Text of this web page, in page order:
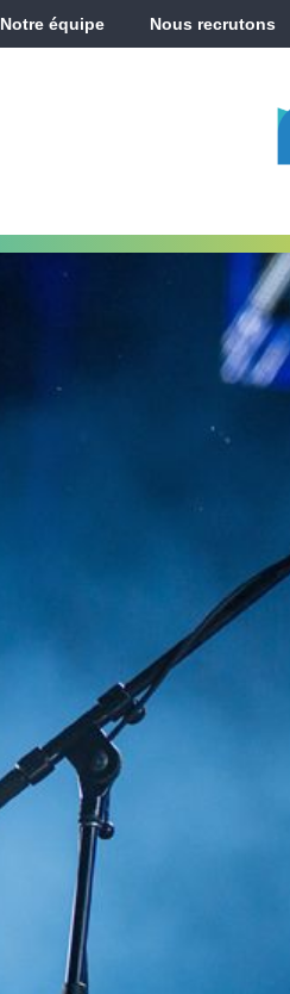
Notre équipe Nous recrutons